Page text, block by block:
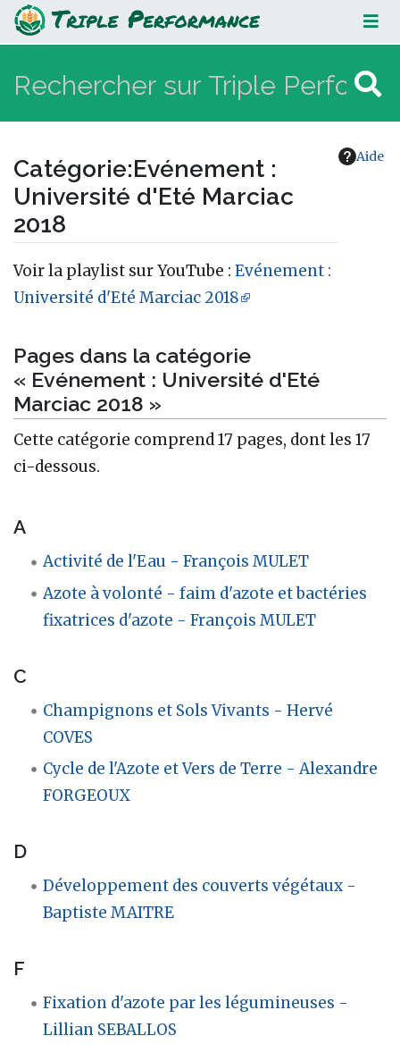
Evénement : Université d'Eté
Marciac 2018
Aide
Catégorie:Evénement :
Université d'Eté Marciac
2018
Aller à :navigation,rechercher
Voir la playlist sur YouTube : Evénement :
Université d'Eté Marciac 2018
Pages dans la catégorie
« Evénement : Université d'Eté
Marciac 2018 »
Cette catégorie comprend 17 pages, dont les 17
ci-dessous.
A
Activité de l'Eau - François MULET
Azote à volonté - faim d'azote et bactéries
fixatrices d'azote - François MULET
C
Champignons et Sols Vivants - Hervé
COVES
Cycle de l'Azote et Vers de Terre - Alexandre
FORGEOUX
D
Développement des couverts végétaux -
Baptiste MAITRE
F
Fixation d'azote par les légumineuses -
Lillian SEBALLOS